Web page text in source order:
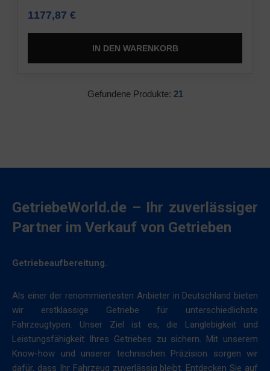
1177,87 €
IN DEN WARENKORB
Gefundene Produkte: 21
GetriebeWorld.de – Ihr zuverlässiger
Partner im Verkauf von Getrieben
Getriebeaufbereitung.
Als einer der renommiertesten Anbieter in Deutschland bieten
wir erstklassige Getriebe für unterschiedlichste
Fahrzeugtypen. Unser Ziel ist es, die Langlebigkeit und
Leistungsfähigkeit Ihres Getriebes zu sichern. Mit unserem
Know-how und unserer technischen Präzision sorgen wir
dafür, dass Ihr Fahrzeug zuverlässig bleibt. Entdecken Sie auf